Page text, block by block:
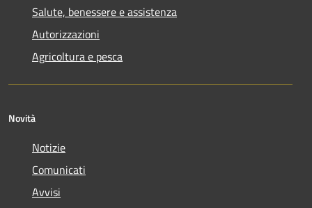
Salute, benessere e assistenza
Autorizzazioni
Agricoltura e pesca
Novità
Notizie
Comunicati
Avvisi